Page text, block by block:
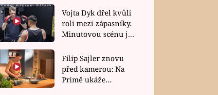
Vojta Dyk dřel kvůli
roli mezi zápasníky.
Minutovou scénu jel
Filip Sajler znovu
před kamerou: Na
Primě ukáže